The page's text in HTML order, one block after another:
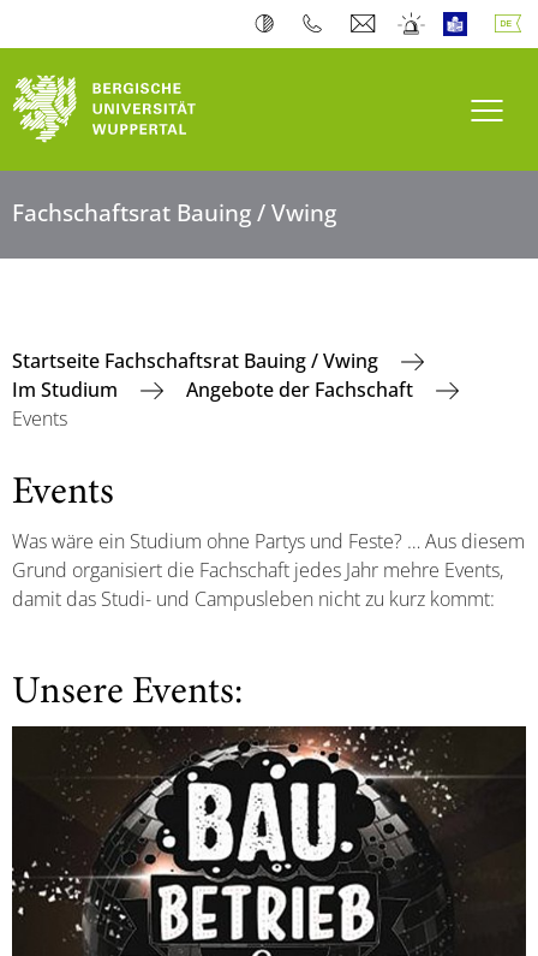
Fachschaftsrat Bauing / Vwing
Startseite Fachschaftsrat Bauing / Vwing
Im Studium
Angebote der Fachschaft
Events
Events
Was wäre ein Studium ohne Partys und Feste? … Aus diesem
Grund organisiert die Fachschaft jedes Jahr mehre Events,
damit das Studi- und Campusleben nicht zu kurz kommt:
Unsere Events: